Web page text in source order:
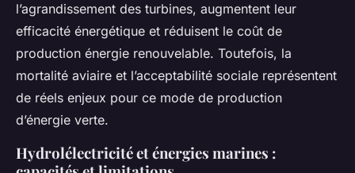
l’agrandissement des turbines, augmentent leur
efficacité énergétique et réduisent le coût de
production énergie renouvelable. Toutefois, la
mortalité aviaire et l’acceptabilité sociale représentent
de réels enjeux pour ce mode de production
d’énergie verte.
Hydrolélectricité et énergies marines :